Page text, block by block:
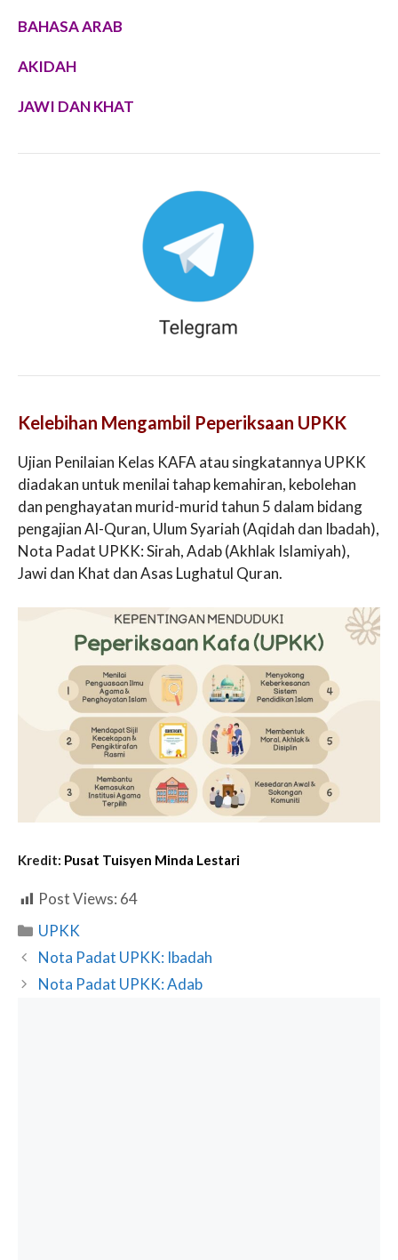
BAHASA ARAB
AKIDAH
JAWI DAN KHAT
Kelebihan Mengambil Peperiksaan UPKK
Ujian Penilaian Kelas KAFA atau singkatannya UPKK
diadakan untuk menilai tahap kemahiran, kebolehan
dan penghayatan murid-murid tahun 5 dalam bidang
pengajian Al-Quran, Ulum Syariah (Aqidah dan Ibadah),
Nota Padat UPKK: Sirah, Adab (Akhlak Islamiyah),
Jawi dan Khat dan Asas Lughatul Quran.
Kredit: Pusat Tuisyen Minda Lestari
Post Views: 64
Categories
UPKK
Nota Padat UPKK: Ibadah
Nota Padat UPKK: Adab